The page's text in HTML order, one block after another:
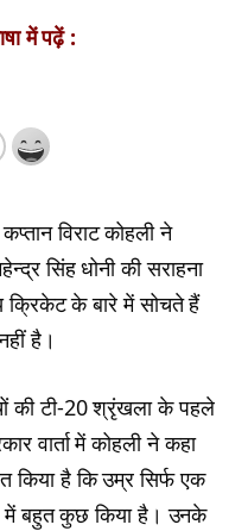
में पढ़ें :
विराट कोहली ने
सिंह धोनी की सराहना
क्रिकेट के बारे में सोचते हैं
है।
की टी-20 श्रृंखला के पहले
वार्ता में कोहली ने कहा
किया है कि उम्र सिर्फ एक
में बहुत कुछ किया है। उनके